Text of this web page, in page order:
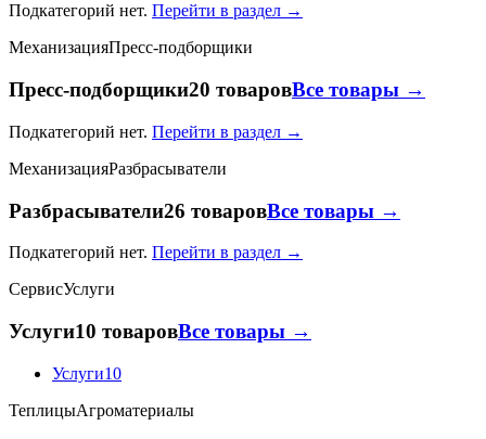
Подкатегорий нет. Перейти в раздел →
МеханизацияПресс-подборщики
Пресс-подборщики20 товаровВсе товары →
Подкатегорий нет. Перейти в раздел →
МеханизацияРазбрасыватели
Разбрасыватели26 товаровВсе товары →
Подкатегорий нет. Перейти в раздел →
СервисУслуги
Услуги10 товаровВсе товары →
Услуги10
ТеплицыАгроматериалы